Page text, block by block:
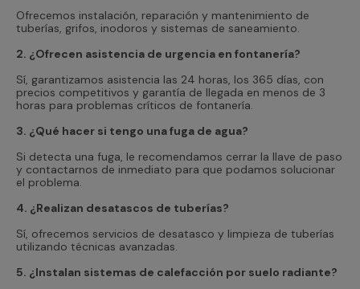
Ofrecemos instalación, reparación y mantenimiento de
tuberías, grifos, inodoros y sistemas de saneamiento.
2. ¿Ofrecen asistencia de urgencia en fontanería?
Sí, garantizamos asistencia las 24 horas, los 365 días, con
precios competitivos y garantía de llegada en menos de 3
horas para problemas críticos de fontanería.
3. ¿Qué hacer si tengo una fuga de agua?
Si detecta una fuga, le recomendamos cerrar la llave de paso
y contactarnos de inmediato para que podamos solucionar
el problema.
4. ¿Realizan desatascos de tuberías?
Sí, ofrecemos servicios de desatasco y limpieza de tuberías
utilizando técnicas avanzadas.
5. ¿Instalan sistemas de calefacción por suelo radiante?